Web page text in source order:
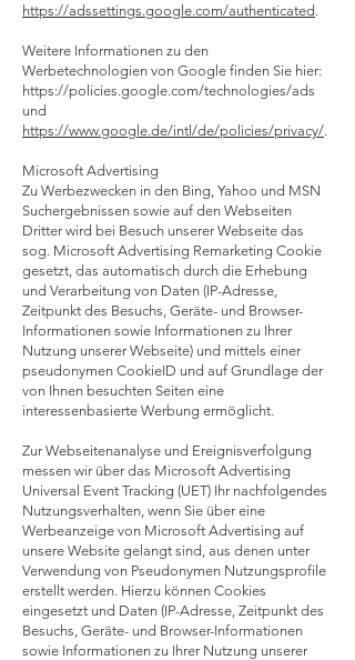
https://adssettings.google.com/authenticated.
Weitere Informationen zu den
Werbetechnologien von Google finden Sie hier:
https://policies.google.com/technologies/ads
und
https://www.google.de/intl/de/policies/privacy/.
Microsoft Advertising
Zu Werbezwecken in den Bing, Yahoo und MSN
Suchergebnissen sowie auf den Webseiten
Dritter wird bei Besuch unserer Webseite das
sog. Microsoft Advertising Remarketing Cookie
gesetzt, das automatisch durch die Erhebung
und Verarbeitung von Daten (IP-Adresse,
Zeitpunkt des Besuchs, Geräte- und Browser-
Informationen sowie Informationen zu Ihrer
Nutzung unserer Webseite) und mittels einer
pseudonymen CookieID und auf Grundlage der
von Ihnen besuchten Seiten eine
interessenbasierte Werbung ermöglicht.
Zur Webseitenanalyse und Ereignisverfolgung
messen wir über das Microsoft Advertising
Universal Event Tracking (UET) Ihr nachfolgendes
Nutzungsverhalten, wenn Sie über eine
Werbeanzeige von Microsoft Advertising auf
unsere Website gelangt sind, aus denen unter
Verwendung von Pseudonymen Nutzungsprofile
erstellt werden. Hierzu können Cookies
eingesetzt und Daten (IP-Adresse, Zeitpunkt des
Besuchs, Geräte- und Browser-Informationen
sowie Informationen zu Ihrer Nutzung unserer